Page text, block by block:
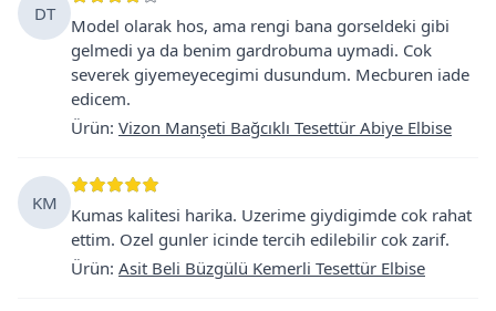
DT
Model olarak hos, ama rengi bana gorseldeki gibi
gelmedi ya da benim gardrobuma uymadi. Cok
severek giyemeyecegimi dusundum. Mecburen iade
edicem.
Ürün: Vizon Manşeti Bağcıklı Tesettür Abiye Elbise
KM
Kumas kalitesi harika. Uzerime giydigimde cok rahat
ettim. Ozel gunler icinde tercih edilebilir cok zarif.
Ürün: Asit Beli Büzgülü Kemerli Tesettür Elbise